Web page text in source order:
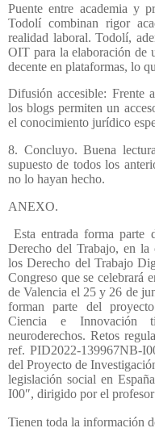
Puente entre academia y
Todolí combinan rigor
realidad laboral. Todolí,
OIT para la elaboración de
decente en plataformas, lo
Difusión accesible: Frente
los blogs permiten un
el conocimiento jurídico
8. Concluyo. Buena
supuesto de todos los
no lo hayan hecho.
ANEXO.
Esta entrada forma parte
Derecho del Trabajo, en la
los Derecho del Trabajo
Congreso que se celebrará
de Valencia el 25 y 26 de
forman parte del
Ciencia e Innovación
neuroderechos. Retos
ref. PID2022-139967NB-
del Proyecto de
legislación social en
I00″, dirigido por el
Tienen toda la información